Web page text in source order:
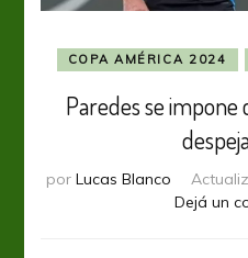
COPA AMÉRICA 2024
Paredes se impone
por Lucas Blanco
Dejá un